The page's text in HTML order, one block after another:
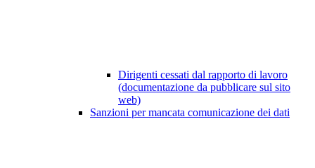
Dirigenti cessati dal rapporto di lavoro
(documentazione da pubblicare sul sito
web)
Sanzioni per mancata comunicazione dei dati